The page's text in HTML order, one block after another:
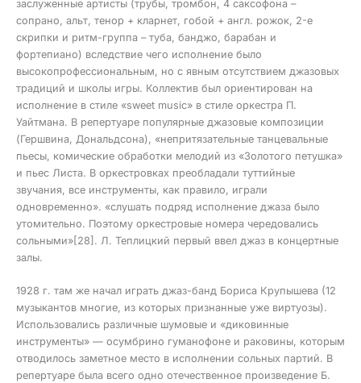
заслуженные артисты (трубы, тромбон, 4 саксофона –
сопрано, альт, тенор + кларнет, гобой + англ. рожок, 2-е
скрипки и ритм-группа – туба, банджо, барабан и
фортепиано) вследствие чего исполнение было
высокопрофессиональным, но с явным отсутствием джазовых
традиций и школы игры. Коллектив был ориентирован на
исполнение в стиле «sweet music» в стиле оркестра П.
Уайтмана. В репертуаре популярные джазовые композиции
(Гершвина, Дональдсона), «непритязательные танцевальные
пьесы, комические обработки мелодий из «Золотого петушка»
и пьес Листа. В оркестровках преобладали туттийные
звучания, все инструменты, как правило, играли
одновременно». «слушать подряд исполнение джаза было
утомительно. Поэтому оркестровые номера чередовались
сольными»[28]. Л. Теплицкий первый ввел джаз в концертные
залы.
1928 г. там же начал играть джаз-банд Бориса Крупышева (12
музыкантов многие, из которых признанные уже виртуозы).
Использовались различные шумовые и «диковинные
инструменты» — осумбрино гуманофоне и раковины, которым
отводилось заметное место в исполнении сольных партий. В
репертуаре была всего одно отечественное произведение Б.